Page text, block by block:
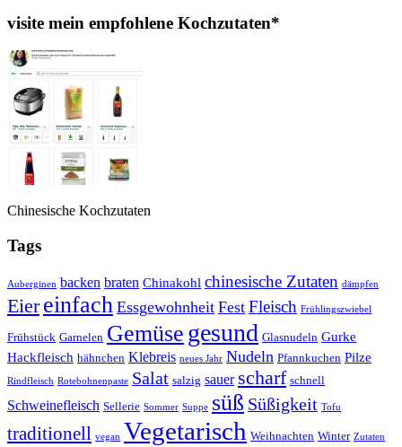
visite mein empfohlene Kochzutaten*
Chinesische Kochzutaten
Tags
Auberginen backen braten Chinakohl chinesische Zutaten dämpfen
Eier einfach Essgewohnheit Fest Fleisch Frühlingszwiebel
Frühstück Garnelen Gemüse gesund Glasnudeln Gurke
Hackfleisch hähnchen Klebreis neues Jahr Nudeln Pfannkuchen Pilze
Rindfleisch Rotebohnenpaste Salat salzig sauer scharf schnell
Schweinefleisch Sellerie Sommer Suppe süß Süßigkeit Tofu
traditionell vegan Vegetarisch Weihnachten Winter Zutaten